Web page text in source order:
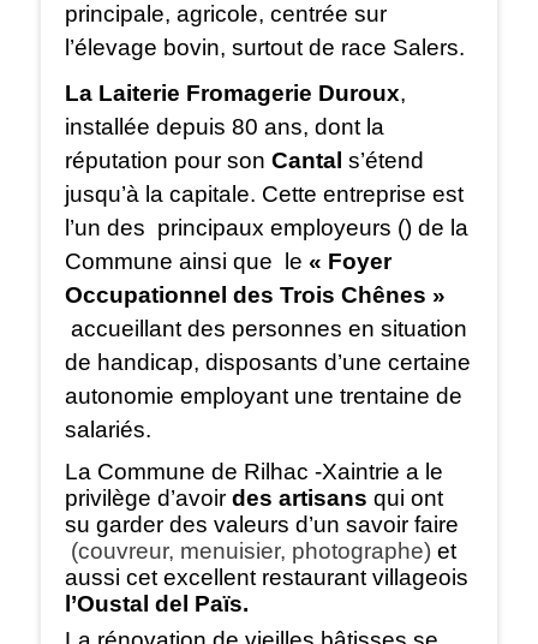
principale, agricole, centrée sur
l’élevage bovin, surtout de race Salers.
La Laiterie Fromagerie Duroux,
installée depuis 80 ans, dont la
réputation pour son Cantal s’étend
jusqu’à la capitale. Cette entreprise est
l’un des principaux employeurs () de la
Commune ainsi que le « Foyer
Occupationnel des Trois Chênes »
accueillant des personnes en situation
de handicap, disposants d’une certaine
autonomie employant une trentaine de
salariés.
La Commune de Rilhac -Xaintrie a le
privilège d’avoir des artisans qui ont
su garder des valeurs d’un savoir faire
(couvreur, menuisier, photographe) et
aussi cet excellent restaurant villageois
l’Oustal del Païs.